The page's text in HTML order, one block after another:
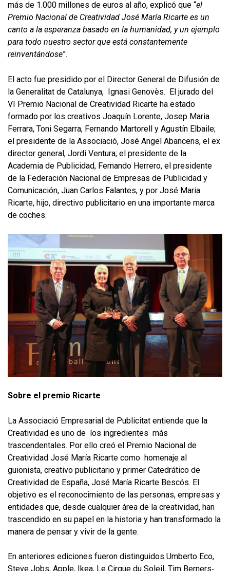
más de 1.000 millones de euros al año, explicó que “el
Premio Nacional de Creatividad José María Ricarte es un
canto a la esperanza basado en la humanidad, y un ejemplo
para todo nuestro sector que está constantemente
reinventándose”.
El acto fue presidido por el Director General de Difusión de
la Generalitat de Catalunya, Ignasi Genovès. El jurado del
VI Premio Nacional de Creatividad Ricarte ha estado
formado por los creativos Joaquín Lorente, Josep Maria
Ferrara, Toni Segarra, Fernando Martorell y Agustín Elbaile;
el presidente de la Associació, José Angel Abancens, el ex
director general, Jordi Ventura; el presidente de la
Academia de Publicidad, Fernando Herrero, el presidente
de la Federación Nacional de Empresas de Publicidad y
Comunicación, Juan Carlos Falantes, y por José Maria
Ricarte, hijo, directivo publicitario en una importante marca
de coches.
Sobre el premio Ricarte
La Associació Empresarial de Publicitat entiende que la
Creatividad es uno de los ingredientes más
trascendentales. Por ello creó el Premio Nacional de
Creatividad José María Ricarte como homenaje al
guionista, creativo publicitario y primer Catedrático de
Creatividad de España, José María Ricarte Bescós. El
objetivo es el reconocimiento de las personas, empresas y
entidades que, desde cualquier área de la creatividad, han
trascendido en su papel en la historia y han transformado la
manera de pensar y vivir de la gente.
En anteriores ediciones fueron distinguidos Umberto Eco,
Steve Jobs, Apple, Ikea, Le Cirque du Soleil, Tim Berners‐